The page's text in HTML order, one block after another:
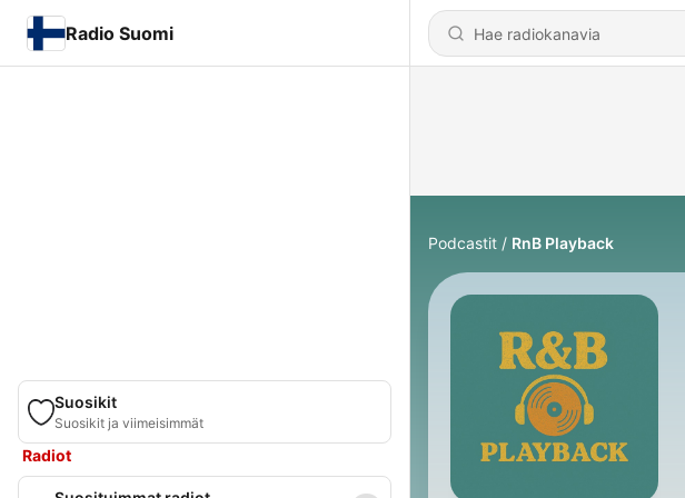
Radio Suomi
Suosikit
Suosikit ja viimeisimmät
Radiot
Podcastit RnB Playback